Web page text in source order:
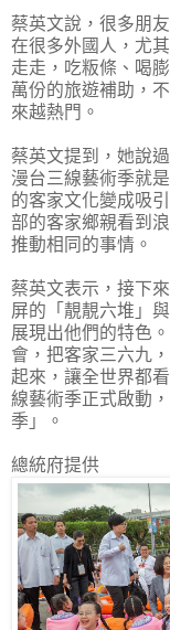
蔡英文說，很多朋
在很多外國人，尤
走走，吃粄條、喝
萬份的旅遊補助，
來越熱門。
蔡英文提到，她說
漫台三線藝術季就
的客家文化變成吸
部的客家鄉親看到
推動相同的事情。
蔡英文表示，接下
屏的「靚靚六堆」
展現出他們的特色
會，把客家三六九
起來，讓全世界都
線藝術季正式啟動
季」。
總統府提供